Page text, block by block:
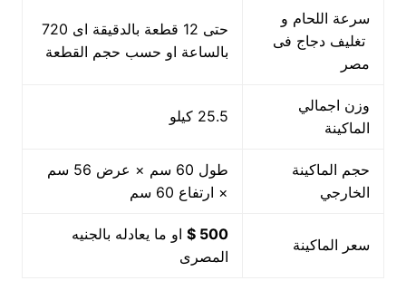
سرعة اللحام و
تغليف دجاج فى
مصر
حتى 12 قطعة بالدقيقة اى 720
بالساعة او حسب حجم القطعة
وزن اجمالي
الماكينة
25.5 كيلو
حجم الماكينة
الخارجي
طول 60 سم × عرض 56 سم
× ارتفاع 60 سم
سعر الماكينة
500 $
او ما يعادله بالجنيه
المصرى